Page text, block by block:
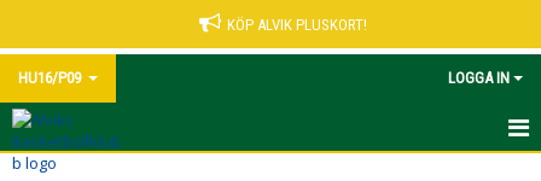
KÖP ALVIK PLUSKORT!
HU16/P09 LOGGA IN
HEM